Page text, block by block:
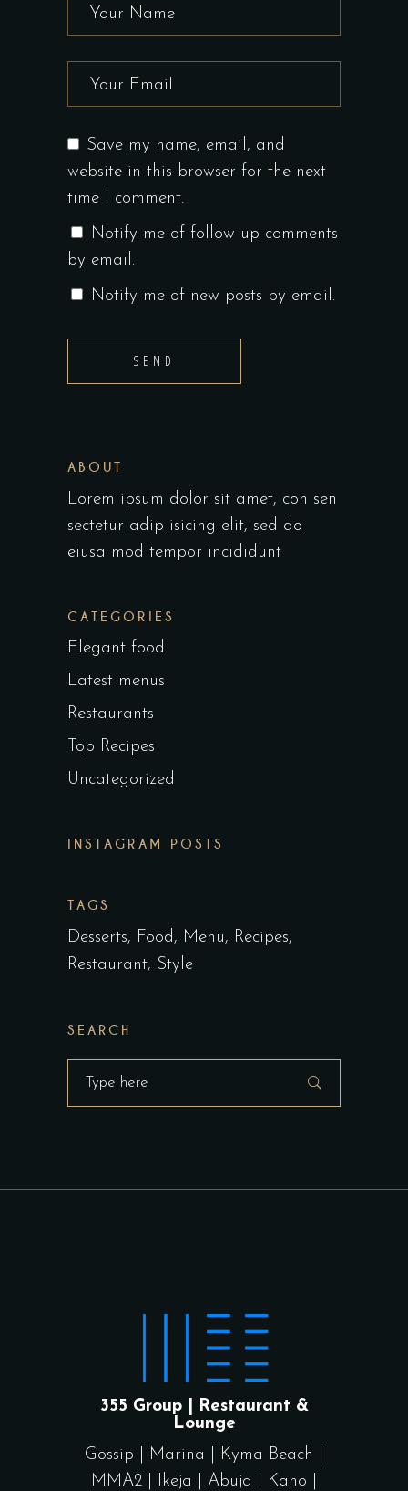
Save my name, email, and
website in this browser for the next
time I comment.
Notify me of follow-up comments
by email.
Notify me of new posts by email.
SEND
ABOUT
Lorem ipsum dolor sit amet, con sen
sectetur adip isicing elit, sed do
eiusa mod tempor incididunt
CATEGORIES
Elegant food
Latest menus
Restaurants
Top Recipes
Uncategorized
INSTAGRAM POSTS
TAGS
Desserts Food Menu
Recipes
Restaurant Style
SEARCH
355 Group | Restaurant &
Lounge
Gossip
Marina Kyma Beach
MMA2
Ikeja Abuja Kano